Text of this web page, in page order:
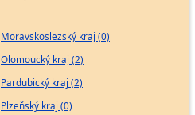
Moravskoslezský kraj (0)
Olomoucký kraj (2)
Pardubický kraj (2)
Plzeňský kraj (0)